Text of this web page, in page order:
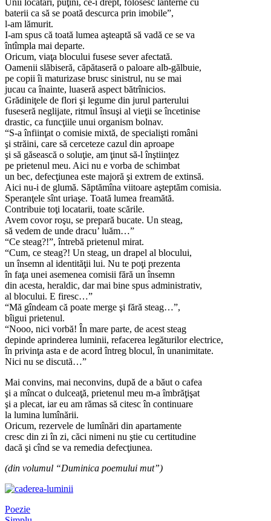
baterii ca să se poată descurca prin imobile”,
l-am lămurit.
I-am spus că toată lumea aşteaptă să vadă ce se va
întîmpla mai departe.
Oricum, viaţa blocului fusese sever afectată.
Oamenii slăbiseră, căpătaseră o paloare alb-gălbuie,
pe copii îi maturizase brusc sinistrul, nu se mai
jucau ca înainte, luaseră aspect bătrînicios.
Grădiniţele de flori şi legume din jurul parterului
fuseseră neglijate, ritmul însuşi al vieţii se încetinise
drastic, ca funcţiile unui organism bolnav.
“S-a înfiinţat o comisie mixtă, de specialişti români
şi străini, care să cerceteze cazul din aproape
şi să găsească o soluţie, am ţinut să-l înştiinţez
pe prietenul meu. Aici nu e vorba de schimbat
un bec, defecţiunea este majoră şi extrem de extinsă.
Aici nu-i de glumă. Săptămîna viitoare aşteptăm comisia.
Speranţele sînt uriaşe. Toată lumea freamătă.
Contribuie toţi locatarii, toate scările.
Avem covor roşu, se prepară bucate. Un steag,
să vedem de unde dracu’ luăm…”
“Ce steag?!”, întrebă prietenul mirat.
“Cum, ce steag?! Un steag, un drapel al blocului,
un însemn al identităţii lui. Nu te poţi prezenta
în faţa unei asemenea comisii fără un însemn
din acesta, heraldic, dar mai bine spus administrativ,
al blocului. E firesc…”
“Mă gîndeam că poate merge şi fără steag…”,
bîigui prietenul.
“Nooo, nici vorbă! În mare parte, de acest steag
depinde aprinderea luminii, refacerea legăturilor electrice,
în privinţa asta e de acord întreg blocul, în unanimitate.
Nici nu se discută…”
Mai convins, mai neconvins, după de a băut o cafea
şi a mîncat o dulceaţă, prietenul meu m-a îmbrăţişat
şi a plecat, iar eu am rămas să citesc în continuare
la lumina lumînării.
Oricum, rezervele de lumînări din apartamente
cresc din zi în zi, căci nimeni nu ştie cu certitudine
dacă şi cînd se va remedia defecţiunea.
(din volumul “Duminica poemului mut”)
Poezie